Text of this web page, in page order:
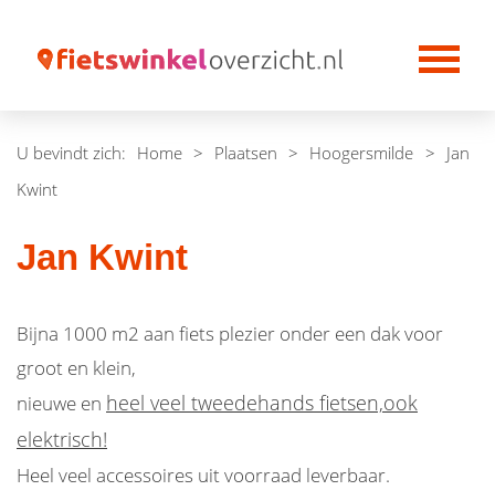
U bevindt zich: Home > Plaatsen > Hoogersmilde > Jan
Kwint
Jan Kwint
Bijna 1000 m2 aan fiets plezier onder een dak voor
groot en klein,
nieuwe en heel veel tweedehands fietsen,ook
elektrisch!
Heel veel accessoires uit voorraad leverbaar.